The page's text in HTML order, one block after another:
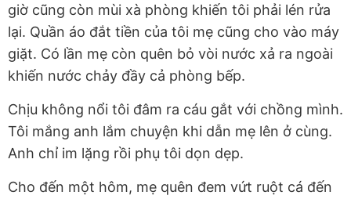
giờ cũng còn mùi xà phòng khiến tôi phải lén rửa
lại. Quần áo đắt tiền của tôi mẹ cũng cho vào máy
giặt. Có lần mẹ còn quên bỏ vòi nước xả ra ngoài
khiến nước chảy đầy cả phòng bếp.
Chịu không nổi tôi đâm ra cáu gắt với chồng mình.
Tôi mắng anh lắm chuyện khi dẫn mẹ lên ở cùng.
Anh chỉ im lặng rồi phụ tôi dọn dẹp.
Cho đến một hôm, mẹ quên đem vứt ruột cá đến